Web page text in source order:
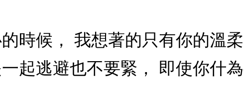
時候， 我想著的只有你的溫
起逃避也不要緊， 即使你什